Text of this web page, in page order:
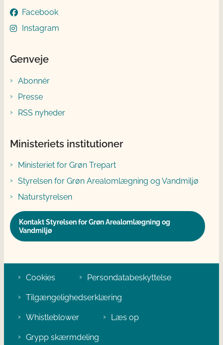
Facebook
Instagram
Genveje
Abonnér
Presse
RSS nyheder
Ministeriets institutioner
Ministeriet for Grøn Trepart
Styrelsen for Grøn Arealomlægning og Vandmiljø
Naturstyrelsen
Kontakt Styrelsen for Grøn Arealomlægning og
Vandmiljø
Cookies Persondatabeskyttelse
Tilgængelighedserklæring
Whistleblower Læs op
Grypp skærmdeling